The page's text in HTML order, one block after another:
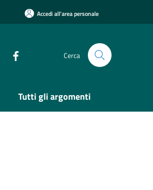
Accedi all'area personale
Cerca
Tutti gli argomenti